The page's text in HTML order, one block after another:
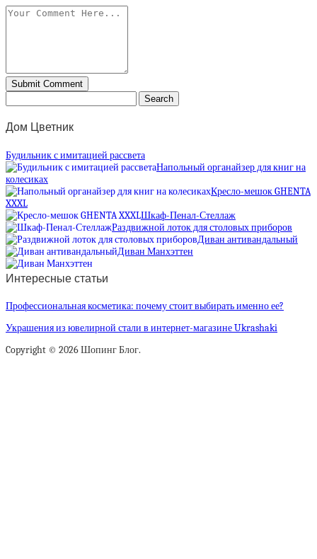
Дом Цветник
Будильник с имитацией рассвета
Напольный органайзер для книг на
колесиках
Кресло-мешок GHENTA
XXXL
Шкаф-Пенал-Стеллаж
Раздвижной лоток для столовых приборов
Диван антивандальный
Диван Манхэттен
Интересные статьи
Профессиональная косметика: почему стоит выбирать именно ее?
Украшения из ювелирной стали в интернет-магазине Ukrashaki
Copyright © 2026 Шопинг Блог.